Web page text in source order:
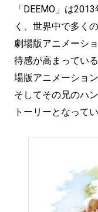
「DEEMO」は
く、世界中で多く
劇場版アニメーシ
待感が高まってい
場版アニメーショ
そしてその兄のハ
トーリーとなってい